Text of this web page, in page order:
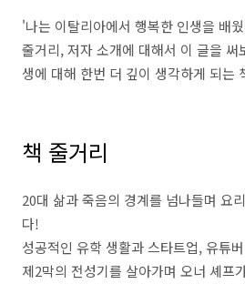
'나는 이탈리아에서 행복한 인생을 배
줄거리, 저자 소개에 대해서 이 글을 써
생에 대해 한번 더 깊이 생각하게 되는
책 줄거리
20대 삶과 죽음의 경계를 넘나들며 요
다!
성공적인 유학 생활과 스타트업, 유튜
제2막의 전성기를 살아가며 오너 셰프